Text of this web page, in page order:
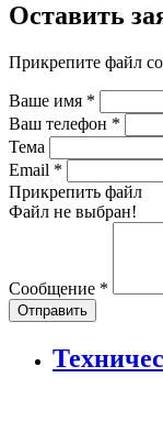
Оставить
Прикрепите файл
Ваше имя *
Ваш телефон *
Тема
Email *
Прикрепить файл
Файл не выбран!
Сообщение *
Отправить